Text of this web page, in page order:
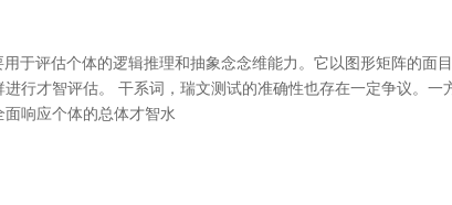
评估个体的逻辑推理和抽象念念维能力。它以图形矩阵的面
行才智评估。 干系词，瑞文测试的准确性也存在一定争议。
响应个体的总体才智水